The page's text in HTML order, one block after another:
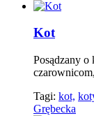
Kot
Posądzany o
Tagi: kot,
Grębecka